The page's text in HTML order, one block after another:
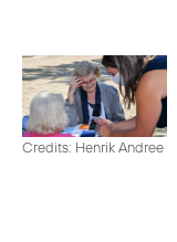
Credits: Henrik Andree